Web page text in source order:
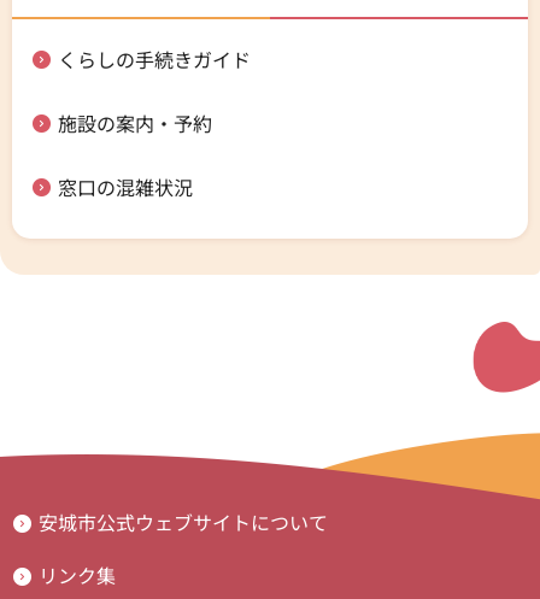
くらしの手続きガイド
施設の案内・予約
窓口の混雑状況
安城市公式ウェブサイトについて
リンク集